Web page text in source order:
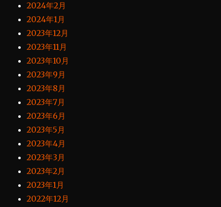
2024年2月
2024年1月
2023年12月
2023年11月
2023年10月
2023年9月
2023年8月
2023年7月
2023年6月
2023年5月
2023年4月
2023年3月
2023年2月
2023年1月
2022年12月